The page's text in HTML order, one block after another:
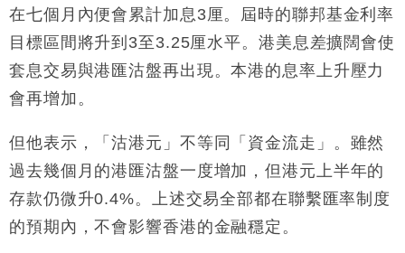
13:12
國際｜特朗普赴洛杉磯高球場活動前 男子攜槍彈被捕
12:30
財經｜香港7月PMI回落至51 企業擴張放慢兼縮減人
手
11:40
財經｜黑石傳再籌逾360億美元 支援Anthropic租用
10:57
財經｜美商務部擬擴大金屬關稅範圍 14類產品或加徵
25%
18:15
本地｜新世界K11 9月升級會員制度 增鉑金卡級別鎖
定高消費客群
在七個月內便會累計加息3厘。屆時的聯邦基金利率
目標區間將升到3至3.25厘水平。港美息差擴闊會使
套息交易與港匯沽盤再出現。本港的息率上升壓力
會再增加。
但他表示，「沽港元」不等同「資金流走」。雖然
過去幾個月的港匯沽盤一度增加，但港元上半年的
存款仍微升0.4%。上述交易全部都在聯繫匯率制度
的預期內，不會影響香港的金融穩定。